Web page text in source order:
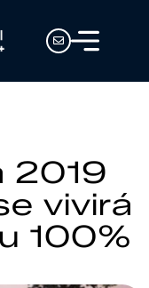
2019
vivirá
100%